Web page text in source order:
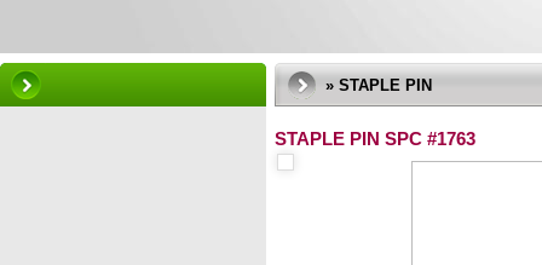
» STAPLE PIN
STAPLE PIN SPC #1763